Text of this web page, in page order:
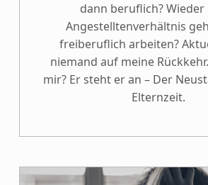
dann beruflich? Wieder
Angestelltenverhältnis
freiberuflich arbeiten?
niemand auf meine
mir? Er steht er an – Der
Elternzeit.